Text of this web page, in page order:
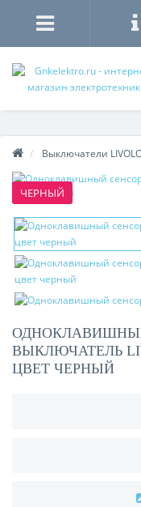
Выключатели
ЧЕРНЫЙ
ВЫКЛЮЧАТЕЛЬ
ЦВЕТ ЧЕРНЫЙ